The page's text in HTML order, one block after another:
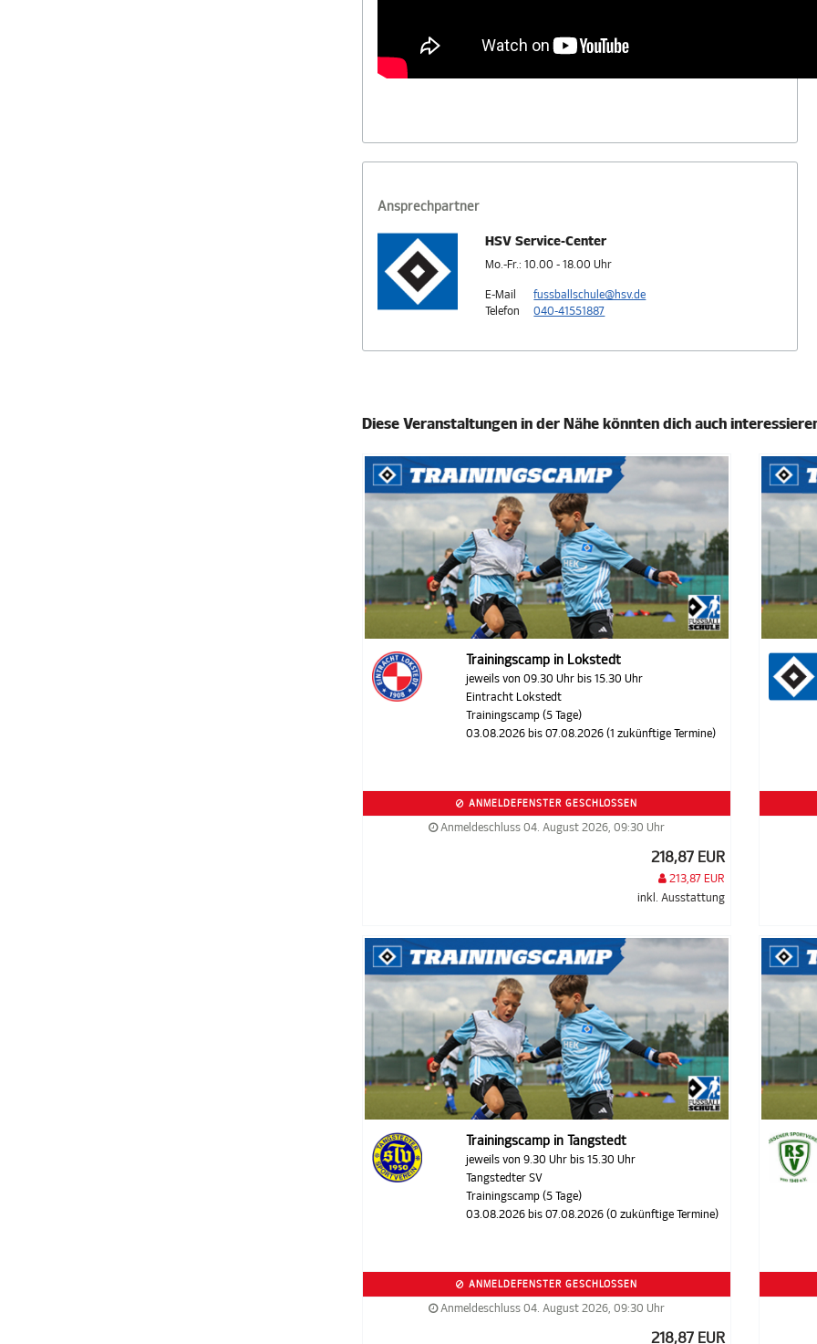
Ansprechpartner
HSV Service-Center
Mo.-Fr.: 10.00 - 18.00 Uhr
E-Mail
fussballschule@hsv.de
Telefon
040-41551887
Diese Veranstaltungen in der Nähe könnten dich auch
Trainingscamp in Lokstedt
jeweils von 09.30 Uhr bis 15.30 Uhr
Eintracht Lokstedt
Trainingscamp (5 Tage)
03.08.2026 bis 07.08.2026 (1 zukünftige Termine)
ANMELDEFENSTER GESCHLOSSEN
Anmeldeschluss 04. August 2026, 09:30 Uhr
218,87 EUR
213,87 EUR
inkl. Ausstattung
Trainingscamp in Tangstedt
jeweils von 9.30 Uhr bis 15.30 Uhr
Tangstedter SV
Trainingscamp (5 Tage)
03.08.2026 bis 07.08.2026 (0 zukünftige Termine)
ANMELDEFENSTER GESCHLOSSEN
Anmeldeschluss 04. August 2026, 09:30 Uhr
218,87 EUR